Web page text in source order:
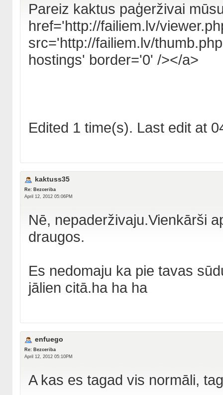
Pareiz kaktus paģerživai
href='http://failiem.lv/
src='http://failiem.lv/
hostings' border='0' /></a>
Edited 1 time(s). Last edit at
kaktuss35
Re: Bezceriba
April 12, 2012 05:06PM
Nē, nepaderživaju.Vienkārši
draugos.
Es nedomaju ka pie tavas
jālien citā.ha ha ha
enfuego
Re: Bezceriba
April 12, 2012 05:10PM
A kas es tagad vis normāli,